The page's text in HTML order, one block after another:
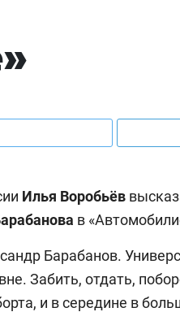
Илья Воробьёв
в
Барабанов.
Забить, отдать,
и в середине в